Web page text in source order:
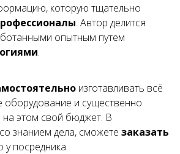
которую тщательно
. Автор делится
опытным путем
.
изготавливать всё
и существенно
на этом свой бюджет. В
знанием дела, сможете заказать
у посредника.